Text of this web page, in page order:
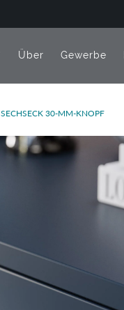
Über Gewerbe
SECHSECK 30-MM-KNOPF